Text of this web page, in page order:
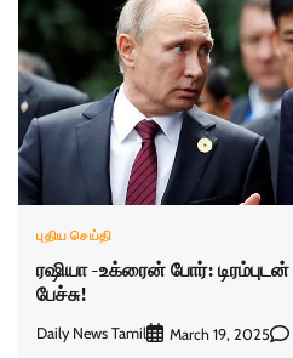
புதிய செய்தி
ரஷியா -உக்ரைன் போர்:
பேச்சு!
Daily News Tamil March 19, 2025